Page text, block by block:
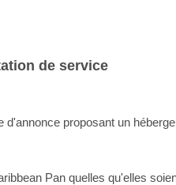
de service
proposant un
Pan quelles qu'elles